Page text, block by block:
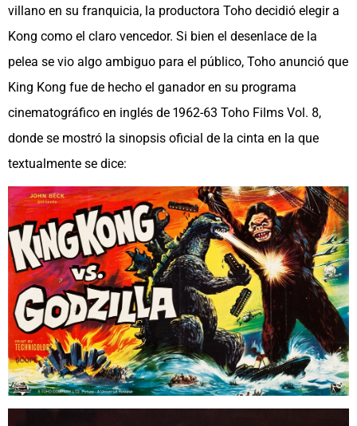
villano en su franquicia, la productora Toho decidió elegir a
Kong como el claro vencedor. Si bien el desenlace de la
pelea se vio algo ambiguo para el público, Toho anunció que
King Kong fue de hecho el ganador en su programa
cinematográfico en inglés de 1962-63 Toho Films Vol. 8,
donde se mostró la sinopsis oficial de la cinta en la que
textualmente se dice: